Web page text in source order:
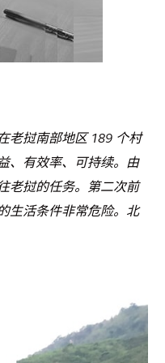
老挝南部地区 189 个村
、有效率、可持续。由
老挝的任务。第二次前
生活条件非常危险。北